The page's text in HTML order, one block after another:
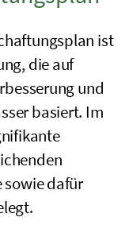
ist
die auf
und
basiert. Im
sowie dafür